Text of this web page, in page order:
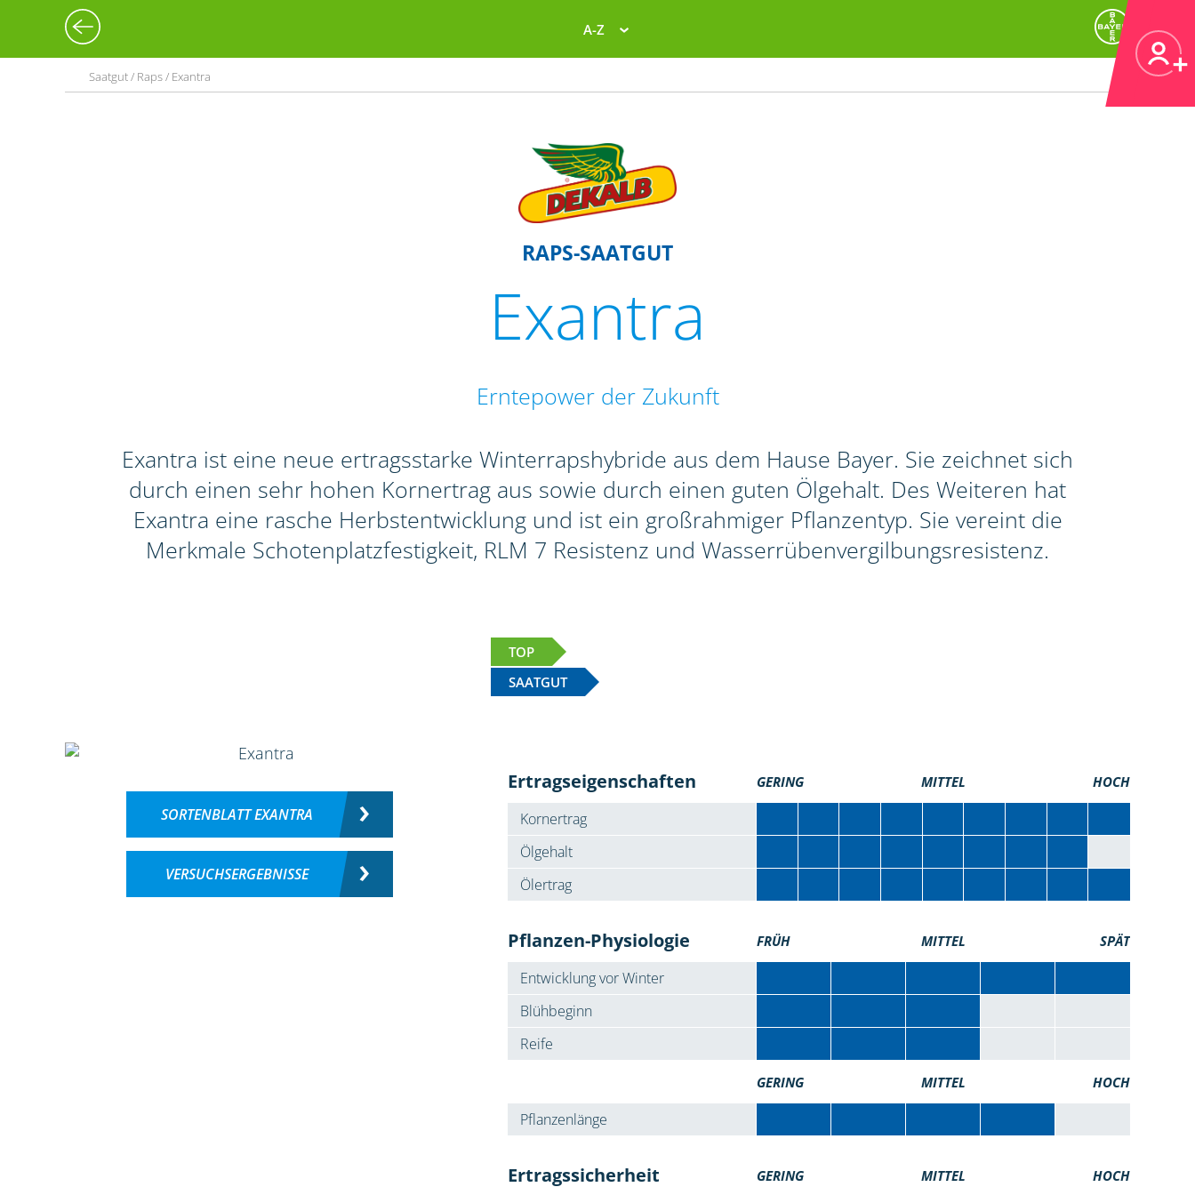
A-Z
Saatgut / Raps / Exantra
RAPS-SAATGUT
Exantra
Erntepower der Zukunft
Exantra ist eine neue ertragsstarke Winterrapshybride aus dem Hause Bayer. Sie zeichnet sich
durch einen sehr hohen Kornertrag aus sowie durch einen guten Ölgehalt. Des Weiteren hat
Exantra eine rasche Herbstentwicklung und ist ein großrahmiger Pflanzentyp. Sie vereint die
Merkmale Schotenplatzfestigkeit, RLM 7 Resistenz und Wasserrübenvergilbungsresistenz.
TOP
SAATGUT
SORTENBLATT EXANTRA
VERSUCHSERGEBNISSE
Ertragseigenschaften GERING MITTEL HOCH
Kornertrag
Ölgehalt
Ölertrag
Pflanzen-Physiologie FRÜH MITTEL SPÄT
Entwicklung vor Winter
Blühbeginn
Reife
GERING MITTEL HOCH
Pflanzenlänge
Ertragssicherheit GERING MITTEL HOCH